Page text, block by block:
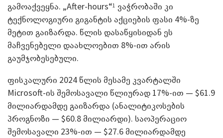
გამოაქვეყნა. „After-hours“1 ვაჭრობაში კი
ტექნოლოგიური გიგანტის აქციების ფასი 4%-ზე
მეტით გაიზარდა. წლის დასაწყისიდან ეს
მაჩვენებელი დაახლოებით 8%-ით არის
გაუმჯობესებული.
ფისკალური 2024 წლის მესამე კვარტალში
Microsoft-ის შემოსავალი წლიურად 17%-ით — $61.9
მილიარდამდე გაიზარდა (ანალიტიკოსების
პროგნოზი — $60.8 მილიარდი). საოპერაციო
შემოსავალი 23%-ით — $27.6 მილიარდამდე